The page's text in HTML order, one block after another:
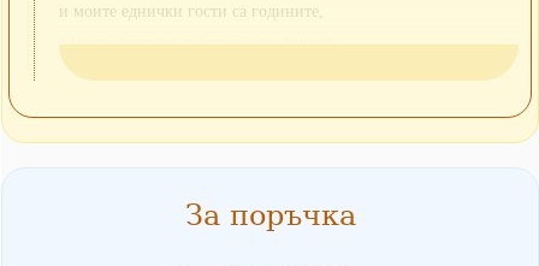
и моите еднички гости са годините,
а много пъти пожълтяваха градините
и аз не съм навярно вече същият.
и ето сякаш сто години
И ден и нощ, и ден и нощ часовникът
За поръчка